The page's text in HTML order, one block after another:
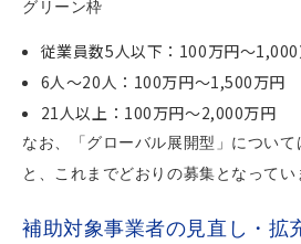
グリーン枠
従業員数5人以下：100万円〜
6人～20人：100万円〜1,500万円
21人以上：100万円〜2,000万円
なお、「グローバル展開型」について
と、これまでどおりの募集となってい
補助対象事業者の見直し・拡